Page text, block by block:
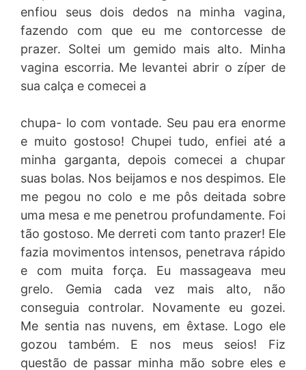
enfiou seus dois dedos na minha vagina,
fazendo com que eu me contorcesse de
prazer. Soltei um gemido mais alto. Minha
vagina escorria. Me levantei abrir o zíper de
sua calça e comecei a
chupa- lo com vontade. Seu pau era enorme
e muito gostoso! Chupei tudo, enfiei até a
minha garganta, depois comecei a chupar
suas bolas. Nos beijamos e nos despimos. Ele
me pegou no colo e me pôs deitada sobre
uma mesa e me penetrou profundamente. Foi
tão gostoso. Me derreti com tanto prazer! Ele
fazia movimentos intensos, penetrava rápido
e com muita força. Eu massageava meu
grelo. Gemia cada vez mais alto, não
conseguia controlar. Novamente eu gozei.
Me sentia nas nuvens, em êxtase. Logo ele
gozou também. E nos meus seios! Fiz
questão de passar minha mão sobre eles e